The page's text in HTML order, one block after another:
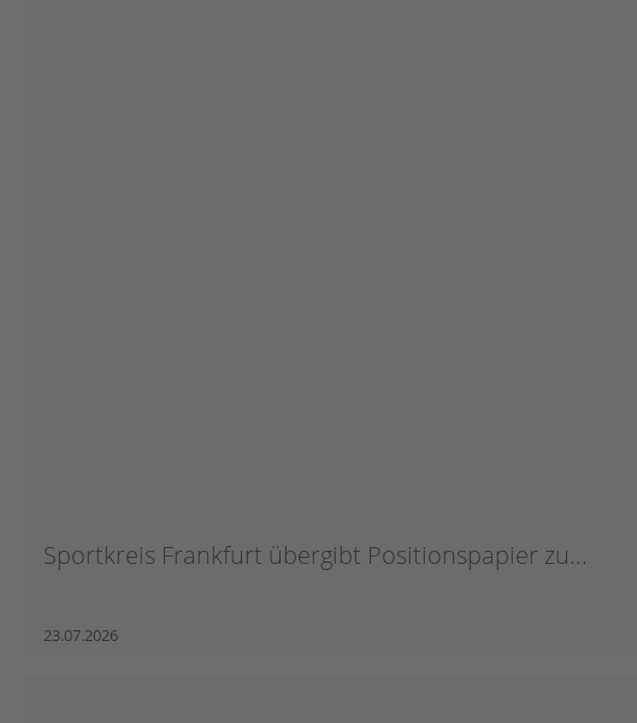
Sportkreis Frankfurt übergibt Positionspapier zu...
23.07.2026